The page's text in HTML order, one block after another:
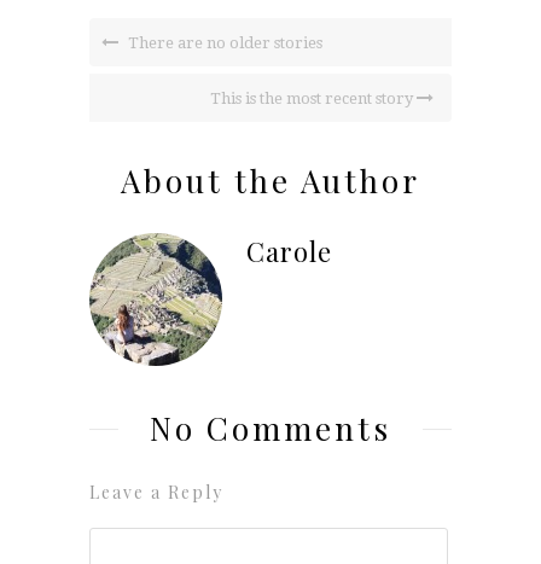
There are no older stories
This is the most recent story
About the Author
Carole
No Comments
Leave a Reply